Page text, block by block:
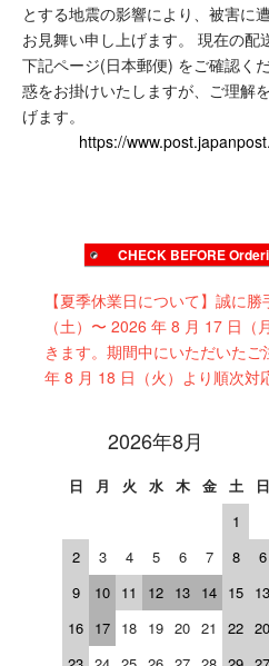
とする地震の影響により、被害に
お見舞い申し上げます。
現在の配
下記ページ(日本郵便) をご確認くだ
惑をお掛けいたしますが、ご理解
げます。
https://
CHECK BEFORE
【夏季休業日について】誠に
（土）〜 2026 年 8 月 17 日
きます。期間中にいただいた
年 8 月 18 日（火）より順次対
2026年8月
日 月 火 水 木 金
土
1
2
3 4 5 6 7
8
9
10 11 12 13 14 15
16 17 18 19 20 21
22
日
6
13
20